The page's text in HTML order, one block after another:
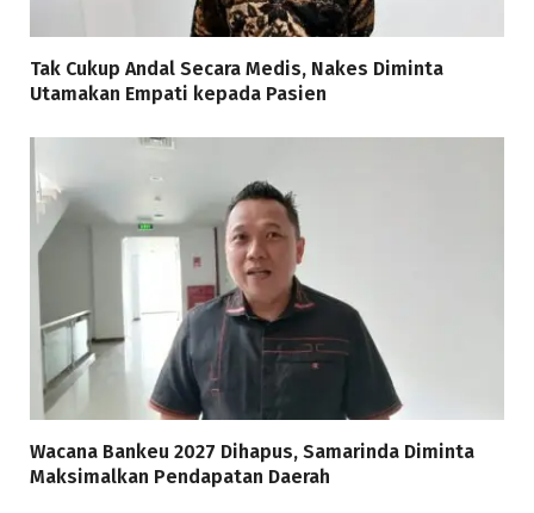
Tak Cukup Andal Secara Medis, Nakes Diminta
Utamakan Empati kepada Pasien
Wacana Bankeu 2027 Dihapus, Samarinda Diminta
Maksimalkan Pendapatan Daerah